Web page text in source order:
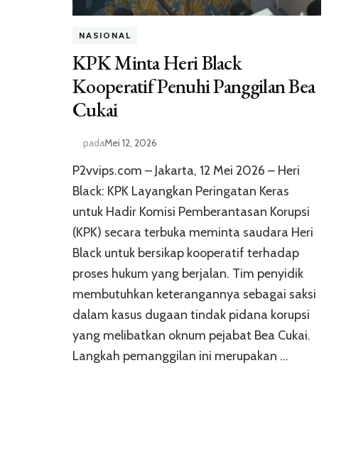
NASIONAL
KPK Minta Heri Black
Kooperatif Penuhi Panggilan Bea
Cukai
padaMei 12, 2026
P2vvips.com – Jakarta, 12 Mei 2026 – Heri
Black: KPK Layangkan Peringatan Keras
untuk Hadir Komisi Pemberantasan Korupsi
(KPK) secara terbuka meminta saudara Heri
Black untuk bersikap kooperatif terhadap
proses hukum yang berjalan. Tim penyidik
membutuhkan keterangannya sebagai saksi
dalam kasus dugaan tindak pidana korupsi
yang melibatkan oknum pejabat Bea Cukai.
Langkah pemanggilan ini merupakan …